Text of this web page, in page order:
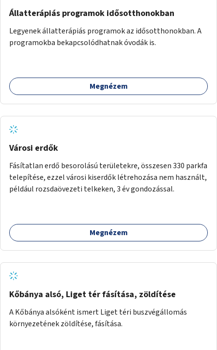
Állatterápiás programok idősotthonokban
Legyenek állatterápiás programok az idősotthonokban. A
programokba bekapcsolódhatnak óvodák is.
Megnézem
Városi erdők
Fásítatlan erdő besorolású területekre, összesen 330 parkfa
telepítése, ezzel városi kiserdők létrehozása nem használt,
például rozsdaövezeti telkeken, 3 év gondozással.
Megnézem
Kőbánya alsó, Liget tér fásítása, zöldítése
A Kőbánya alsóként ismert Liget téri buszvégállomás
környezetének zöldítése, fásítása.